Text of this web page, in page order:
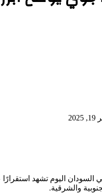
السودان اليوم تشهد
والشرقية.